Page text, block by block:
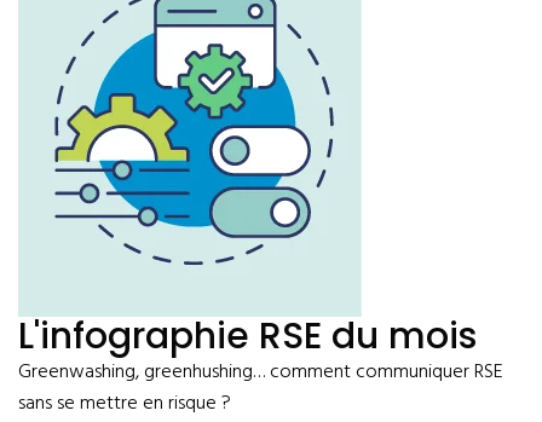
L'infographie RSE du mois
Greenwashing, greenhushing… comment communiquer RSE
sans se mettre en risque ?